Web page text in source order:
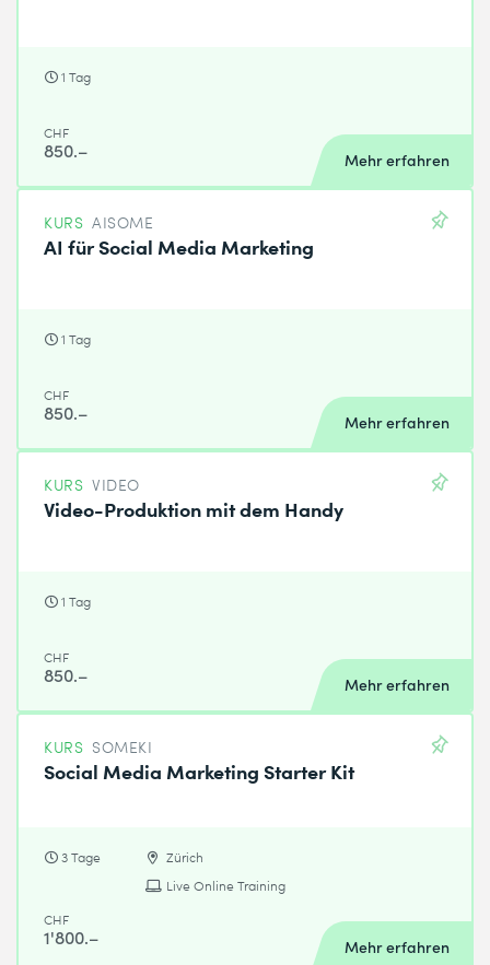
1 Tag
CHF
850.– Mehr erfahren
KURS AISOME
AI für Social Media Marketing
1 Tag
CHF
850.– Mehr erfahren
KURS VIDEO
Video-Produktion mit dem Handy
1 Tag
CHF
850.– Mehr erfahren
KURS SOMEKI
Social Media Marketing Starter Kit
3 Tage
Zürich
Live Online Training
CHF
1'800.– Mehr erfahren